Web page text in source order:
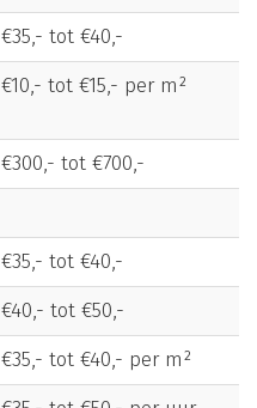
€35,- tot €40,-
€10,- tot €15,- per m²
€300,- tot €700,-
€35,- tot €40,-
€40,- tot €50,-
€35,- tot €40,- per m²